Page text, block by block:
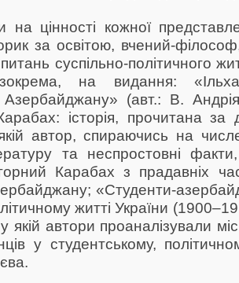
на цінності кожної
за освітою, вчений-
суспільно-політичного
зокрема, на видання:
(авт.: В.
історія, прочитана
автор, спираючись на
та неспростовні
Карабах з прадавніх
«Студенти-
житті України
якій автори проаналізували
у студентському,